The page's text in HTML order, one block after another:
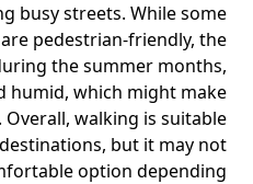
busy streets. While some
pedestrian-friendly, the
the summer months,
humid, which might make
walking is suitable
but it may not
option depending